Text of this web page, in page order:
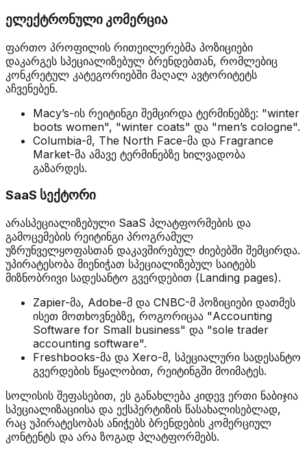
ელექტრონული კომერცია
ფართო პროფილის რითეილერებმა პოზიციები
დაკარგეს სპეციალიზებულ ბრენდებთან, რომლებიც
კონკრეტულ კატეგორიებში მაღალ ავტორიტეტს
აჩვენებენ.
Macy’s-ის რეიტინგი შემცირდა ტერმინებზე: "winter
boots women", "winter coats" და "men’s cologne".
Columbia-მ, The North Face-მა და Fragrance
Market-მა ამავე ტერმინებზე ხილვადობა
გაზარდეს.
SaaS სექტორი
არასპეციალიზებული SaaS პლატფორმების და
გამოცემების რეიტინგი პროგრამულ
უზრუნველყოფასთან დაკავშირებულ ძიებებში შემცირდა.
უპირატესობა მიენიჭათ სპეციალიზებულ საიტებს
მიზნობრივი სადესანტო გვერდებით (Landing pages).
Zapier-მა, Adobe-მ და CNBC-მ პოზიციები დათმეს
ისეთ მოთხოვნებზე, როგორიცაა "Accounting
Software for Small business" და "sole trader
accounting software".
Freshbooks-მა და Xero-მ, სპეციალური სადესანტო
გვერდების წყალობით, რეიტინგში მოიმატეს.
სოლისის შეფასებით, ეს განახლება კიდევ ერთი ნაბიჯია
სპეციალიზაციისა და ექსპერტიზის წასახალისებლად,
რაც უპირატესობას ანიჭებს ბრენდების კომერციულ
კონტენტს და არა ზოგად პლატფორმებს.